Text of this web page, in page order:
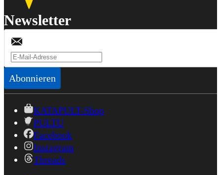
Newsletter
Abonnieren
KATAPULT-Shop
PULTU
Facebook
Instagram
Threads